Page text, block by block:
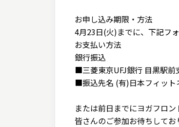
お申し込み期限・方法
4月23日(火)までに、下記フ
お支払い方法
銀行振込
■三菱東京UFJ銀行 目黒駅前
■振込先名 (有)日本フィット
または前日までにヨガフロン
皆さんのご参加お待ちして